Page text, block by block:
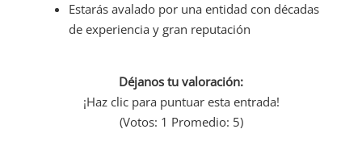
Estarás avalado por una entidad con décadas
de experiencia y gran reputación
Déjanos tu valoración:
¡Haz clic para puntuar esta entrada!
(Votos: 1 Promedio: 5)